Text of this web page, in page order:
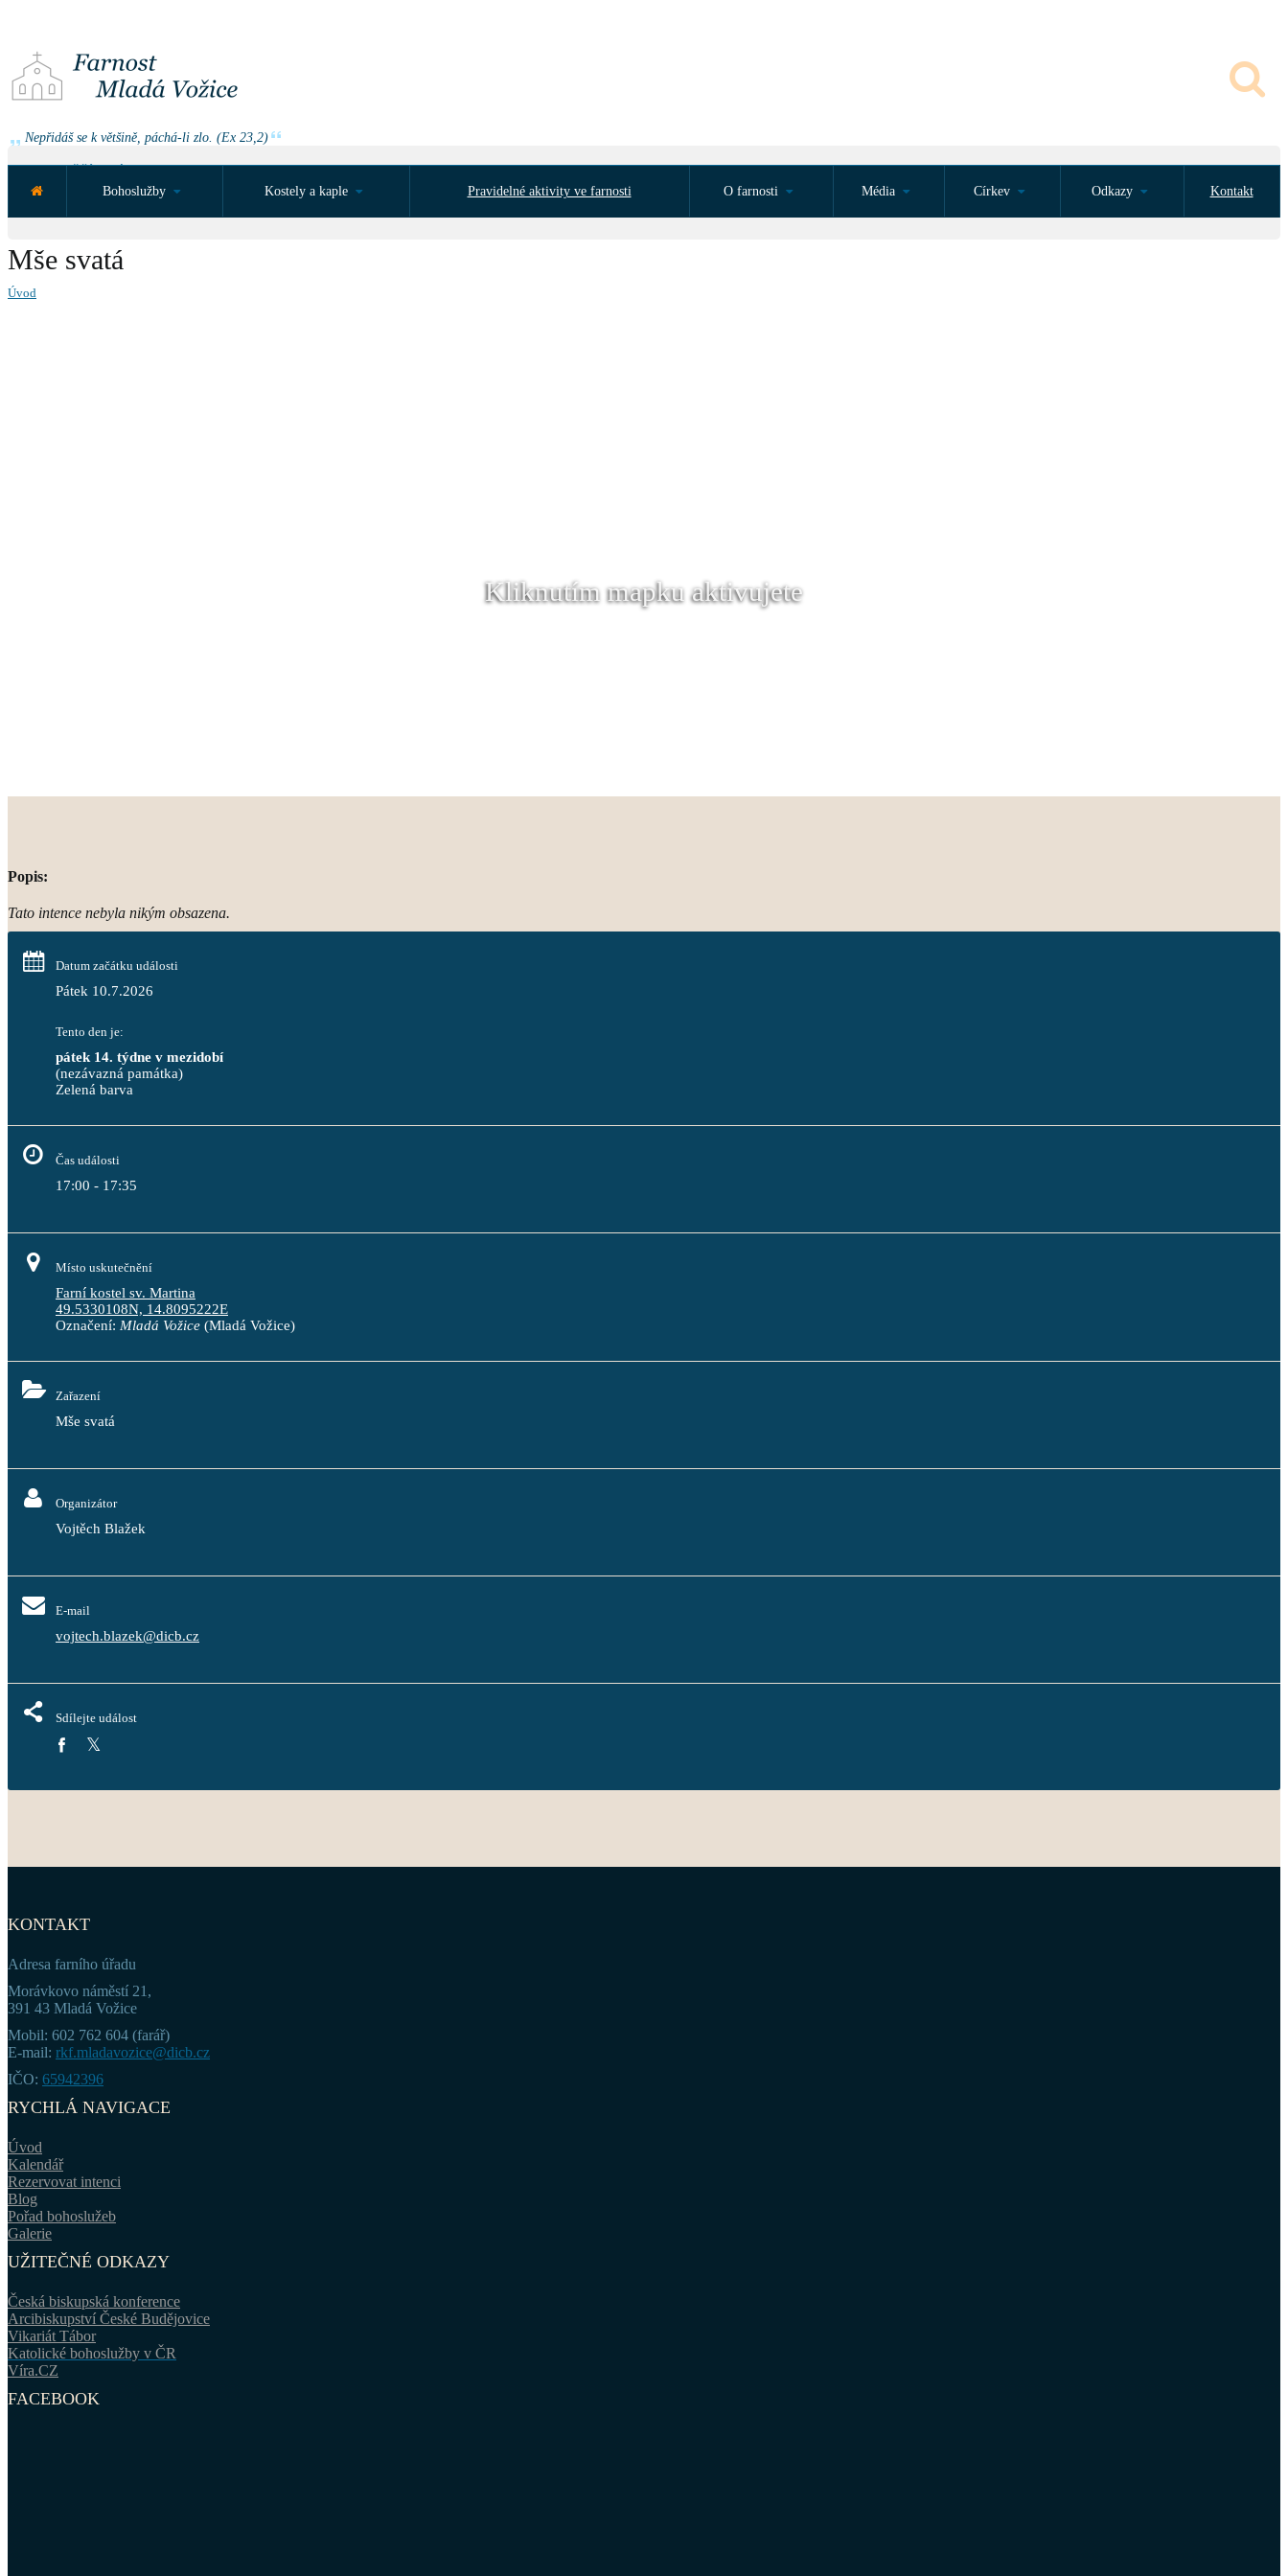
Nepřidáš se k většině, páchá-li zlo. (Ex 23,2)
Bohoslužby
Kostely a kaple Pravidelné aktivity ve farnosti O farnosti Média Církev Odkazy Kontakt
Mše svatá
Úvod
Kliknutím mapku aktivujete
Popis:
Tato intence nebyla nikým obsazena.
Datum začátku události
Pátek 10.7.2026
Tento den je:
pátek 14. týdne v mezidobí
(nezávazná památka)
Zelená barva
Čas události
17:00 - 17:35
Místo uskutečnění
Farní kostel sv. Martina
49.5330108N, 14.8095222E
Označení: Mladá Vožice (Mladá Vožice)
Zařazení
Mše svatá
Organizátor
Vojtěch Blažek
E-mail
vojtech.blazek@dicb.cz
Sdílejte událost
KONTAKT
Adresa farního úřadu
Morávkovo náměstí 21,
391 43 Mladá Vožice
Mobil: 602 762 604 (farář)
E-mail: rkf.mladavozice@dicb.cz
IČO: 65942396
RYCHLÁ NAVIGACE
Úvod
Kalendář
Rezervovat intenci
Blog
Pořad bohoslužeb
Galerie
UŽITEČNÉ ODKAZY
Česká biskupská konference
Arcibiskupství České Budějovice
Vikariát Tábor
Katolické bohoslužby v ČR
Víra.CZ
FACEBOOK